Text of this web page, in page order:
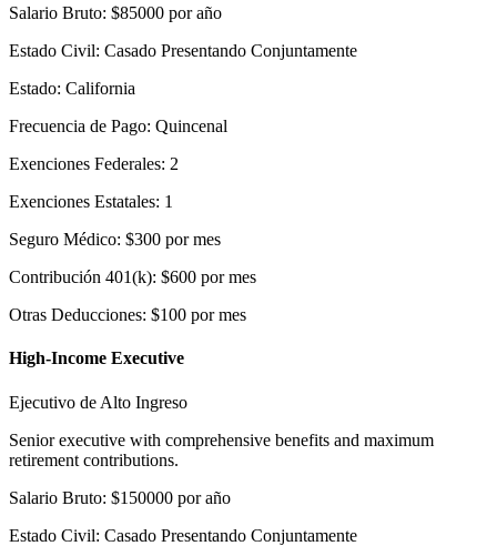
Salario Bruto: $85000 por año
Estado Civil: Casado Presentando Conjuntamente
Estado: California
Frecuencia de Pago: Quincenal
Exenciones Federales: 2
Exenciones Estatales: 1
Seguro Médico: $300 por mes
Contribución 401(k): $600 por mes
Otras Deducciones: $100 por mes
High-Income Executive
Ejecutivo de Alto Ingreso
Senior executive with comprehensive benefits and maximum
retirement contributions.
Salario Bruto: $150000 por año
Estado Civil: Casado Presentando Conjuntamente